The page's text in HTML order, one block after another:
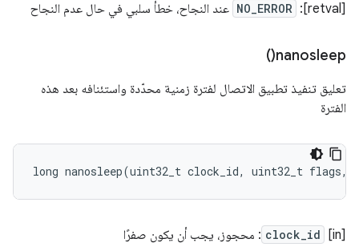
[retval]:
NO_ERROR عند النجاح، خطأ سلبي في حال عدم النجاح
nanosleep(
)
تعليق تنفيذ تطبيق الاتصال لفترة زمنية محدّدة واستئنافه بعد هذه
الفترة
long nanosleep(uint32_t clock_id, uint32_t flags,
‫[in]
clock_id : محجوز، يجب أن يكون صفرًا